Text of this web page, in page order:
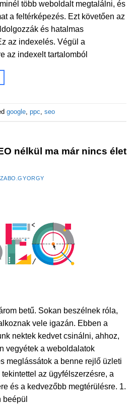
több weboldalt megtalálni, és
a feltérképezés. Ezt követően az
és hatalmas
az indexelés. Végül a
az indexelt tartalomból
google, ppc, seo
nélkül ma már nincs élet
betű. Sokan beszélnek róla,
vele igazán. Ebben a
nektek kedvet csinálni, ahhoz,
vegyétek a weboldalatok
meglássátok a benne rejlő üzleti
az ügyfélszerzésre, a
és a kedvezőbb megtérülésre. 1.